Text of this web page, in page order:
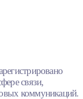
связи,
коммуникаций.